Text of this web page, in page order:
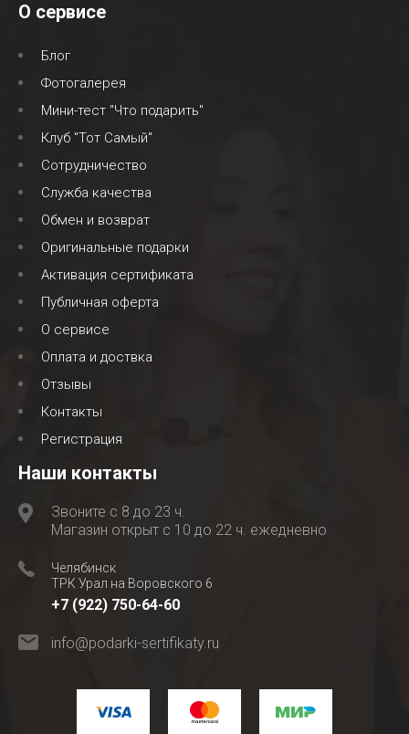
О сервисе
Блог
Фотогалерея
Мини-тест "Что подарить"
Клуб "Тот Самый"
Сотрудничество
Служба качества
Обмен и возврат
Оригинальные подарки
Активация сертификата
Публичная оферта
О сервисе
Оплата и доствка
Отзывы
Контакты
Регистрация
Наши контакты
Звоните с 8 до 23 ч.
Магазин открыт с 10 до 22 ч. ежедневно
Челябинск
ТРК Урал на Воровского 6
+7 (922) 750-64-60
info@podarki-sertifikaty.ru